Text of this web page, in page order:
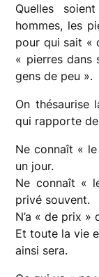
Quelles
hommes, les
pour qui sait «
« pierres dans
gens de peu ».
On thésaurise
qui rapporte
Ne connaît «
un jour.
Ne connaît «
privé souvent.
N’a « de prix »
Et toute la vie
ainsi sera.